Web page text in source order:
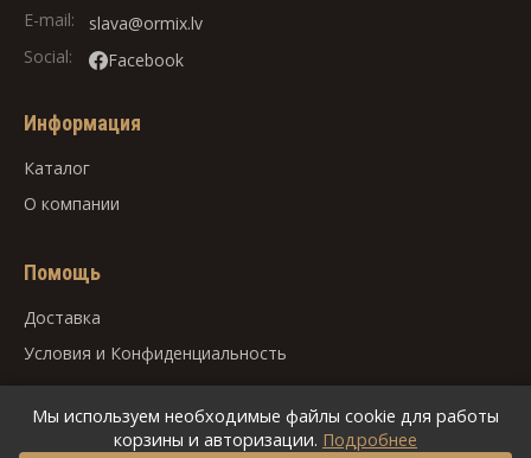
E-mail:
slava@ormix.lv
Social:
Facebook
Информация
Каталог
О компании
Помощь
Доставка
Условия и Конфиденциальность
Мы используем необходимые файлы cookie для работы
корзины и авторизации. Подробнее